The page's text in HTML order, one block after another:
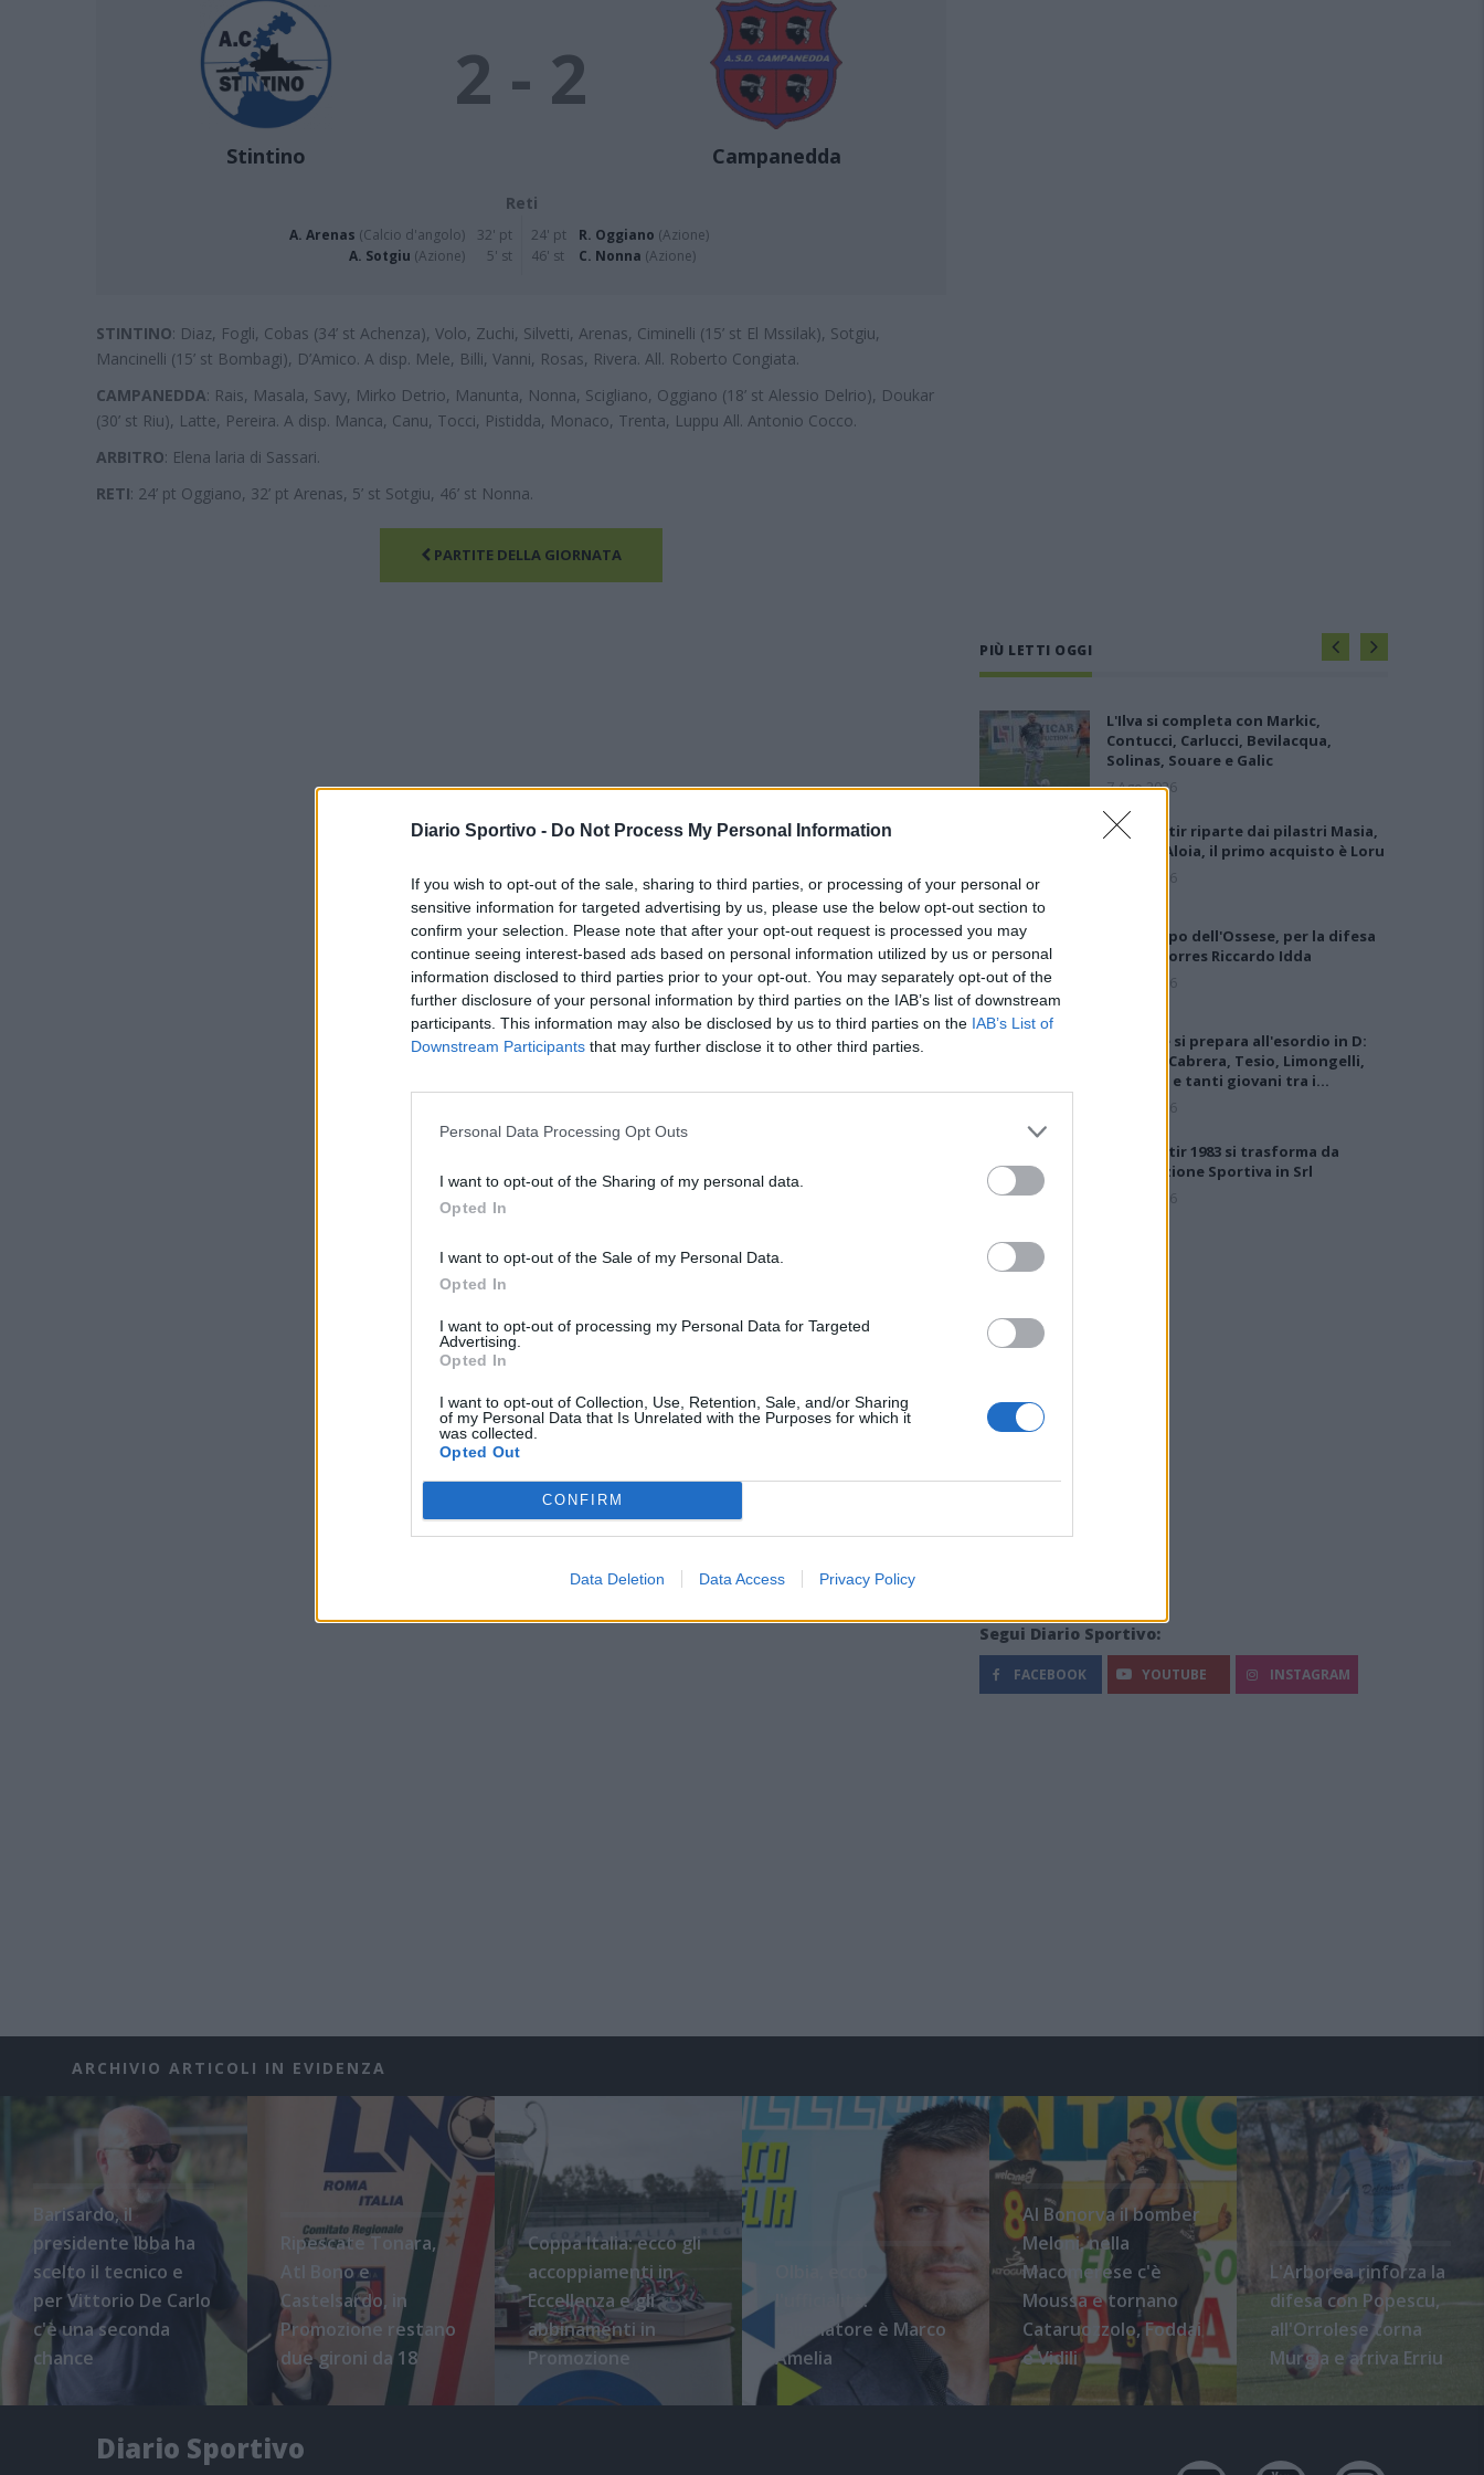
Diario Sportivo - Do Not Process My Personal Information
If you wish to opt-out of the sale, sharing to third parties, or processing of your personal or
sensitive information for targeted advertising by us, please use the below opt-out section to
confirm your selection. Please note that after your opt-out request is processed you may
continue seeing interest-based ads based on personal information utilized by us or personal
information disclosed to third parties prior to your opt-out. You may separately opt-out of the
further disclosure of your personal information by third parties on the IAB’s list of downstream
participants. This information may also be disclosed by us to third parties on the IAB’s List of
Downstream Participants that may further disclose it to other third parties.
Personal Data Processing Opt Outs
I want to opt-out of the Sharing of my personal data.
Opted In
I want to opt-out of the Sale of my Personal Data.
Opted In
I want to opt-out of processing my Personal Data for Targeted
Advertising.
Opted In
I want to opt-out of Collection, Use, Retention, Sale, and/or Sharing
of my Personal Data that Is Unrelated with the Purposes for which it
was collected.
Opted Out
CONFIRM
Data Deletion Data Access Privacy Policy
Stintino
2 - 2
Campanedda
Reti
A. Arenas (Calcio d'angolo)
32' pt
A. Sotgiu (Azione) 5' st
24' pt R. Oggiano (Azione)
46' st
C. Nonna (Azione)
STINTINO: Diaz, Fogli, Cobas (34’ st Achenza), Volo, Zuchi, Silvetti, Arenas, Ciminelli (15’ st El Mssilak), Sotgiu,
Mancinelli (15’ st Bombagi), D’Amico. A disp. Mele, Billi, Vanni, Rosas, Rivera. All. Roberto Congiata.
CAMPANEDDA: Rais, Masala, Savy, Mirko Detrio, Manunta, Nonna, Scigliano, Oggiano (18’ st Alessio Delrio), Doukar
(30’ st Riu), Latte, Pereira. A disp. Manca, Canu, Tocci, Pistidda, Monaco, Trenta, Luppu All. Antonio Cocco.
ARBITRO: Elena laria di Sassari.
RETI: 24’ pt Oggiano, 32’ pt Arenas, 5’ st Sotgiu, 46’ st Nonna.
PARTITE DELLA GIORNATA
PIÙ LETTI OGGI
L'Ilva si completa con Markic,
Contucci, Carlucci, Bevilacqua,
Solinas, Souare e Galic
7 Ago 2026
Il Monastir riparte dai pilastri Masia,
Pinna e Aloia, il primo acquisto è Loru
7 Ago 2026
Gran colpo dell'Ossese, per la difesa
c'è l'ex Torres Riccardo Idda
7 Ago 2026
L'Ossese si prepara all'esordio in D:
Forzati, Cabrera, Tesio, Limongelli,
Bolzicco e tanti giovani tra i…
7 Ago 2026
Il Monastir 1983 si trasforma da
Associazione Sportiva in Srl
7 Ago 2026
Segui Diario Sportivo:
FACEBOOK YOUTUBE INSTAGRAM
ARCHIVIO ARTICOLI IN EVIDENZA
Barisardo, il
presidente Ibba ha
scelto il tecnico e
per Vittorio De Carlo
c'è una seconda
chance
Ripescate Tonara,
Atl Bono e
Castelsardo, in
Promozione restano
due gironi da 18
Coppa Italia: ecco gli
accoppiamenti in
Eccellenza e gli
abbinamenti in
Promozione
l'ufficialità:
l'allenatore è Marco
Amelia
Al Bonorva il bomber
Meloni, nella
Macomerese c'è
Moussa e tornano
Cataruozzolo, Foddai
e Vidili
L'Arborea rinforza la
difesa con Popescu,
all'Orrolese torna
Murgia e arriva Erriu
Diario Sportivo